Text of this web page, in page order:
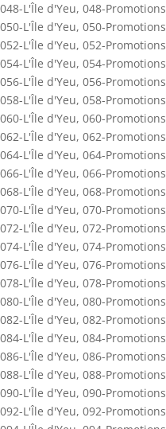
048-L'Île d'Yeu, 048-Promotions
050-L'Île d'Yeu, 050-Promotions
052-L'Île d'Yeu, 052-Promotions
054-L'Île d'Yeu, 054-Promotions
056-L'Île d'Yeu, 056-Promotions
058-L'Île d'Yeu, 058-Promotions
060-L'Île d'Yeu, 060-Promotions
062-L'Île d'Yeu, 062-Promotions
064-L'Île d'Yeu, 064-Promotions
066-L'Île d'Yeu, 066-Promotions
068-L'Île d'Yeu, 068-Promotions
070-L'Île d'Yeu, 070-Promotions
072-L'Île d'Yeu, 072-Promotions
074-L'Île d'Yeu, 074-Promotions
076-L'Île d'Yeu, 076-Promotions
078-L'Île d'Yeu, 078-Promotions
080-L'Île d'Yeu, 080-Promotions
082-L'Île d'Yeu, 082-Promotions
084-L'Île d'Yeu, 084-Promotions
086-L'Île d'Yeu, 086-Promotions
088-L'Île d'Yeu, 088-Promotions
090-L'Île d'Yeu, 090-Promotions
092-L'Île d'Yeu, 092-Promotions